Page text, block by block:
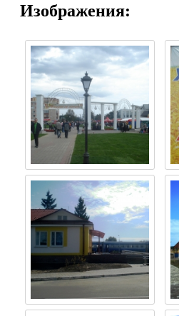
Изображения: